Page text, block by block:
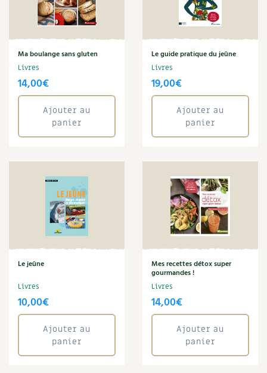
Carnets de saison
Compléments
Dossier
Actualités
Vidéos et podcasts
Secrets d’abonné
Tous au jardin ! avec Pascal
BD : La folle histoire des plantes
Ma boulange sans gluten
Livres
14,00€
Ajouter au
panier
Le guide pratique du jeûne
Livres
19,00€
Ajouter au
panier
Le jeûne
Livres
10,00€
Ajouter au
panier
Mes recettes détox super
gourmandes !
Livres
14,00€
Ajouter au
panier